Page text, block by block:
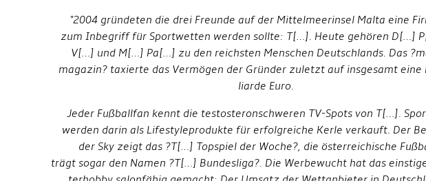
"2004 gründeten die drei Freunde auf der Mittelmeerinsel Malta eine
zum Inbegriff für Sportwetten werden sollte: T[…]. Heute gehören D[…]
V[…] und M[…] Pa[…] zu den reichsten Menschen Deutschlands. Das
magazin? taxierte das Vermögen der Gründer zuletzt auf insgesamt eine
liarde Euro.
Jeder Fußballfan kennt die testosteronschweren TV-Spots von T[…].
werden darin als Lifestyleprodukte für erfolgreiche Kerle verkauft. Der
der Sky zeigt das ?T[…] Topspiel der Woche?, die österreichische
trägt sogar den Namen ?T[…] Bundesliga?. Die Werbewucht hat das